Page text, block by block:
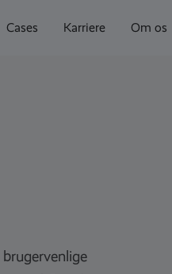
Cases Karriere Om os